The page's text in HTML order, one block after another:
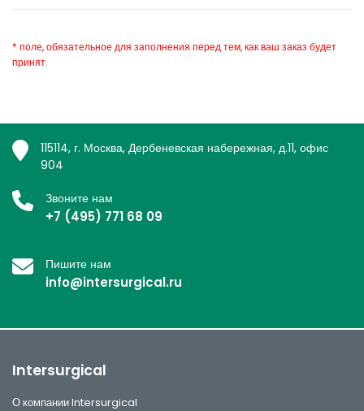
* поле, обязательное для заполнения перед тем, как ваш заказ будет
принят.
115114, г. Москва, Дербеневская набережная, д.11, офис
904
Звоните нам
+7 (495) 771 68 09
Пишите нам
info@intersurgical.ru
Intersurgical
О компании Intersurgical